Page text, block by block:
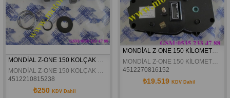
MONDİAL Z-ONE 150 KOLÇAK MİLİ KOMPLE ORJİNAL
MONDİAL Z-ONE 150 KOLÇAK MİLİ KOMPLE ORJİNAL
4512210815238
₺250 KDV Dahil
MONDİAL Z-ONE 150 KİLOMETRE KOMPLE ORJİNAL
MONDİAL Z-ONE 150 KİLOMETRE KOMPLE ORJİNAL
4512270816152
₺19.519 KDV Dahil